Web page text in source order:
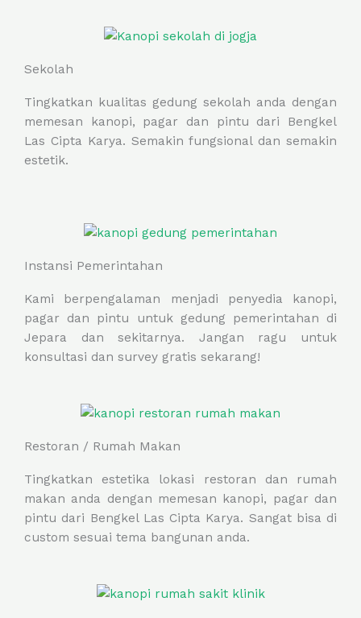
Sekolah
Tingkatkan kualitas gedung sekolah anda dengan
memesan kanopi, pagar dan pintu dari Bengkel
Las Cipta Karya. Semakin fungsional dan semakin
estetik.
Instansi Pemerintahan
Kami berpengalaman menjadi penyedia kanopi,
pagar dan pintu untuk gedung pemerintahan di
Jepara dan sekitarnya. Jangan ragu untuk
konsultasi dan survey gratis sekarang!
Restoran / Rumah Makan
Tingkatkan estetika lokasi restoran dan rumah
makan anda dengan memesan kanopi, pagar dan
pintu dari Bengkel Las Cipta Karya. Sangat bisa di
custom sesuai tema bangunan anda.